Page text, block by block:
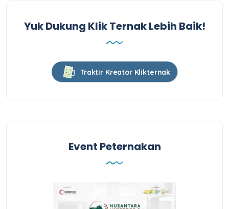
Yuk Dukung Klik Ternak Lebih Baik!
Traktir Kreator Klikternak
Event Peternakan